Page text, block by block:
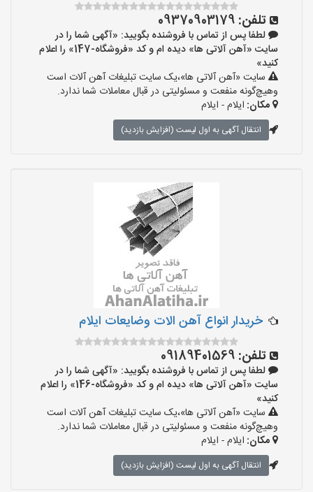
تلفن: 09370903179
لطفا پس از تماس با فروشنده بگویید: «آگهی شما را در
سایت «آهن آلاتی ها» دیده ام و کد «فروشگاه-147» را اعلام
کنید»
سایت «آهن آلاتی ها»،یک سایت تبلیغات آهن آلات است
وهیچ‌گونه منفعت و مسئولیتی در قبال معاملات شما ندارد.
مکان: ایلام - ایلام
انتقال آگهی به اول لیست (افزایش بازدید)
خریدار انواع آهن الات وضایعات ایلام
تلفن: 09189401569
لطفا پس از تماس با فروشنده بگویید: «آگهی شما را در
سایت «آهن آلاتی ها» دیده ام و کد «فروشگاه-146» را اعلام
کنید»
سایت «آهن آلاتی ها»،یک سایت تبلیغات آهن آلات است
وهیچ‌گونه منفعت و مسئولیتی در قبال معاملات شما ندارد.
مکان: ایلام - ایلام
انتقال آگهی به اول لیست (افزایش بازدید)